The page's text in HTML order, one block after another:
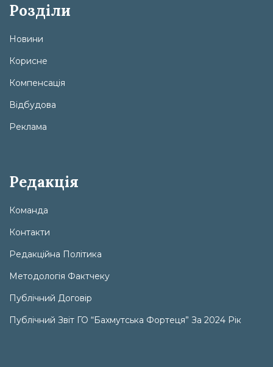
Розділи
Новини
Корисне
Компенсація
Відбудова
Реклама
Редакція
Команда
Контакти
Редакційна Політика
Методологія Фактчеку
Публічний Договір
Публічний Звіт ГО “Бахмутська Фортеця” За 2024 Рік